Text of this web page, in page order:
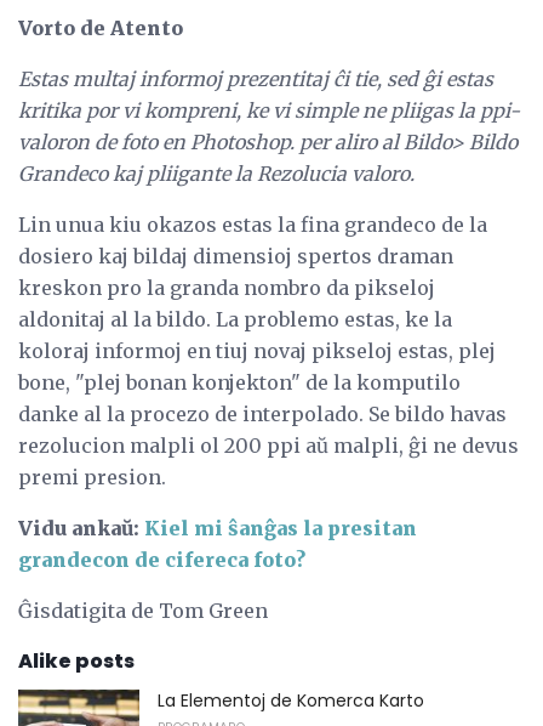
Vorto de Atento
Estas multaj informoj prezentitaj ĉi tie, sed ĝi estas
kritika por vi kompreni, ke vi simple ne pliigas la ppi-
valoron de foto en Photoshop. per aliro al Bildo> Bildo
Grandeco kaj pliigante la Rezolucia valoro.
Lin unua kiu okazos estas la fina grandeco de la
dosiero kaj bildaj dimensioj spertos draman
kreskon pro la granda nombro da pikseloj
aldonitaj al la bildo. La problemo estas, ke la
koloraj informoj en tiuj novaj pikseloj estas, plej
bone, "plej bonan konjekton" de la komputilo
danke al la procezo de interpolado. Se bildo havas
rezolucion malpli ol 200 ppi aŭ malpli, ĝi ne devus
premi presion.
Vidu ankaŭ: Kiel mi ŝanĝas la presitan
grandecon de cifereca foto?
Ĝisdatigita de Tom Green
Alike posts
La Elementoj de Komerca Karto